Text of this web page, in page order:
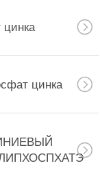
цинка